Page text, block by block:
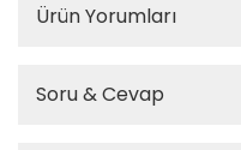
Ürün Yorumları
Soru & Cevap